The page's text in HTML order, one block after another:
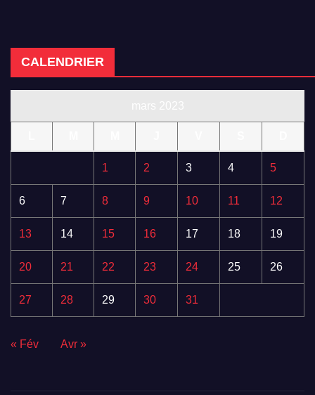
CALENDRIER
1 2 3 4 5
6 7 8 9 10 11 12
13 14 15 16 17 18 19
20 21 22 23 24 25 26
27 28 29 30 31
« Fév Avr »